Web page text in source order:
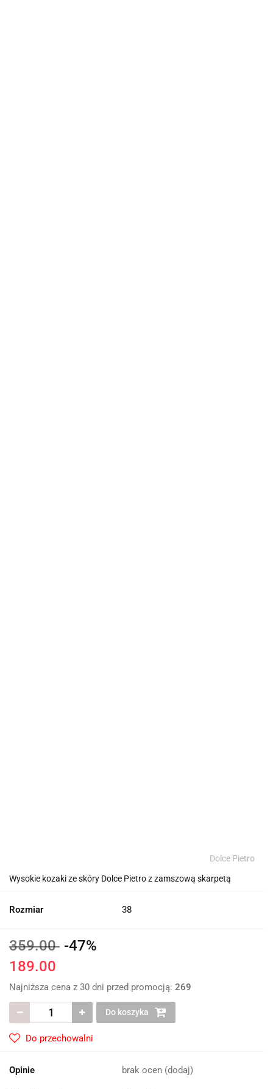
Dolce Pietro
Wysokie kozaki ze skóry Dolce Pietro z zamszową skarpetą
Rozmiar 38
359.00 -47%
189.00
Najniższa cena z 30 dni przed promocją: 269
Do koszyka
Do przechowalni
Opinie brak ocen (dodaj)